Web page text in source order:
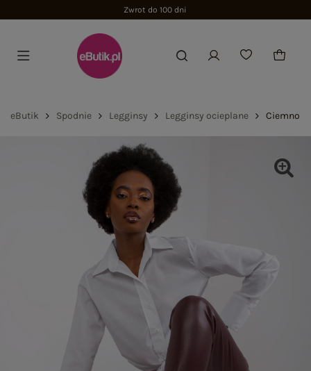
Zwrot do 100 dni
eButik Spodnie Legginsy Legginsy ocieplane